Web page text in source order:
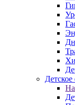
Детское